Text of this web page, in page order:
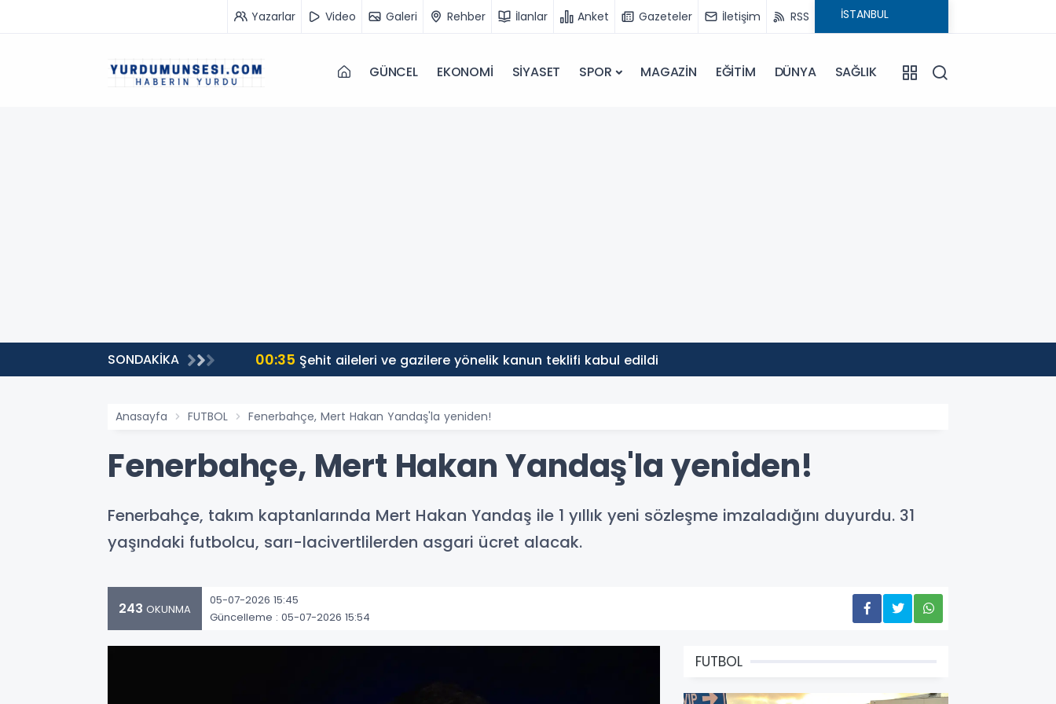
Yazarlar Video Galeri Rehber İlanlar Anket Gazeteler İletişim RSS
GÜNCEL EKONOMİ SİYASET SPOR MAGAZİN EĞİTİM DÜNYA SAĞLIK
SONDAKİKA 00:35 Şehit aileleri ve gazilere yönelik kanun teklifi kabul edildi
Anasayfa FUTBOL Fenerbahçe, Mert Hakan Yandaş'la yeniden!
Fenerbahçe, Mert Hakan Yandaş'la yeniden!
Fenerbahçe, takım kaptanlarında Mert Hakan Yandaş ile 1 yıllık yeni sözleşme imzaladığını duyurdu. 31
yaşındaki futbolcu, sarı-lacivertlilerden asgari ücret alacak.
243 OKUNMA
05-07-2026 15:45
Güncelleme : 05-07-2026 15:54
FUTBOL